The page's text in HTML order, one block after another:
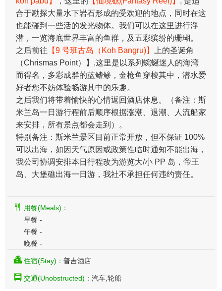
合于勘探大量水下岩石形成的受欢迎的地点，同时在这
也能碰到一些活的发光物体。我们可以在这里进行浮
潜，一览海底世界丰富的鱼群，及五彩缤纷的珊瑚。
之后前往 【9 号班古岛（Koh Bangru)】
上的圣诞角
（Chrismas Point）】,这里是以系列蜿蜒迷人的海湾
而得名，多彩成群的蓝鳍鲹，金枪鱼穿梭其中，潜水爱
好者您不妨体验畅游其中的乐趣。
​之后我们将带着愉快的心情返回酒店休息。（备注：斯
米兰岛一日游行程前后顺序根据涨潮、退潮、人流船家
来安排，所有景点都会走到）。
特别备注：斯米兰景区目前正常开放，但不保证 100%
可以出海，如因天气原因或政策性临时通知不能出海，
我公司协调安排本日行程改为游览大/小 PP 岛，帝王
岛、大堡礁出海一日游，我社不承担任何违约责任。
用餐(Meals)：
早餐 -
午餐 -
晚餐 -
住宿(Stay)： 普吉酒店
交通(Unobstructed)： 汽车,轮船